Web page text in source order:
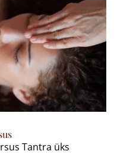
Tantra üks